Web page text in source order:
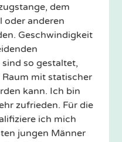
dem
oder anderen
Geschwindigkeit
so gestaltet,
mit statischer
kann. Ich bin
zufrieden. Für die
ich mich
jungen Männer